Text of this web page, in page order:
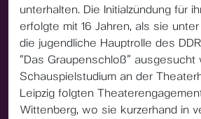
unterhalten. Die Initialzündung für
erfolgte mit 16 Jahren, als sie
die jugendliche Hauptrolle des
“Das Graupenschloß” ausgesucht
Schauspielstudium an der
Leipzig folgten
Wittenberg, wo sie kurzerhand in